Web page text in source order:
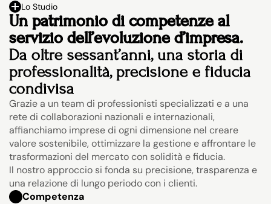
Lo Studio
Un patrimonio di competenze al
servizio dell’evoluzione d’impresa.
Da oltre sessant’anni, una storia di
professionalità, precisione e fiducia
condivisa
Grazie a un team di professionisti specializzati e a una
rete di collaborazioni nazionali e internazionali,
affianchiamo imprese di ogni dimensione nel creare
valore sostenibile, ottimizzare la gestione e affrontare le
trasformazioni del mercato con solidità e fiducia.
Il nostro approccio si fonda su precisione, trasparenza e
una relazione di lungo periodo con i clienti.
Competenza